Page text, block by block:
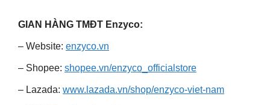
GIAN HÀNG TMĐT Enzyco:
– Website: enzyco.vn
– Shopee: shopee.vn/enzyco_officialstore
– Lazada: www.lazada.vn/shop/enzyco-viet-nam